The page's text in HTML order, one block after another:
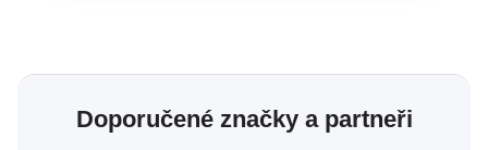
Doporučené značky a partneři